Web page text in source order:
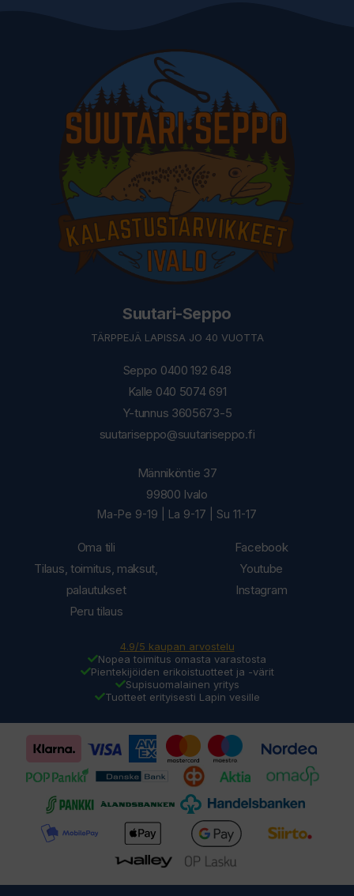
Suutari-Seppo
TÄRPPEJÄ LAPISSA JO 40 VUOTTA
Seppo 0400 192 648
Kalle 040 5074 691
Y-tunnus 3605673-5
suutariseppo@suutariseppo.fi
Oma tili
Tilaus, toimitus, maksut,
palautukset
Peru tilaus
Männiköntie 37
99800 Ivalo
Ma-Pe 9-19 | La 9-17 | Su 11-17
Facebook
Youtube
Instagram
4.9/5 kaupan arvostelu
Nopea toimitus omasta varastosta
Pientekijöiden erikoistuotteet ja -värit
Supisuomalainen yritys
Tuotteet erityisesti Lapin vesille